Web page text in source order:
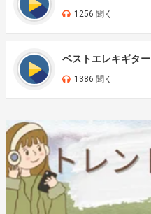
1256 聞く
ベストエレキギター
1386 聞く